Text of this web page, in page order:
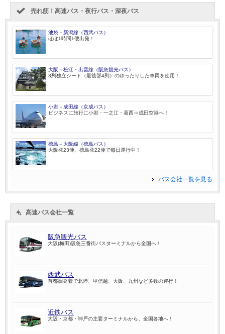
売れ筋！高速バス・夜行バス・深夜バス
池袋－新潟線（西武バス）
ほぼ1時間1便出発！
大阪－松江・出雲線（阪急観光バス）
3列独立シート（最後部4列）のゆったりした車両を使用！
小岩－成田線（京成バス）
ビジネスに旅行に小岩・一之江・葛西⇒成田空港へ！
徳島－大阪線（徳島バス）
大阪発23便、徳島発22便で毎日運行中！
バス会社一覧を見る
高速バス会社一覧
阪急観光バス
大阪(梅田)阪急三番街バスターミナルから全国へ！
西武バス
首都圏発着で北陸、甲信越、大阪、九州など多数の運行！
近鉄バス
大阪・京都・神戸の主要ターミナルから、全国各地へ！